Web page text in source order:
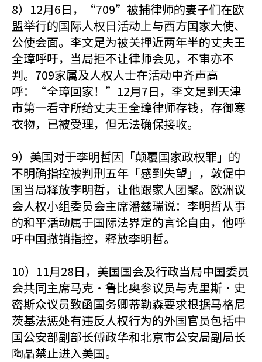
8）12月6日，“709”被捕律师的妻子们在欧
盟举行的国际人权日活动上与西方国家大使、
公使会面。李文足为被关押近两年半的丈夫王
全璋呼吁，当局拒不让律师会见，不审亦不
判。709家属及人权人士在活动中齐声高
呼：“全璋回家！”12月7日，李文足到天津
市第一看守所给丈夫王全璋律师存钱，存御寒
衣物，已被受理，但无法确保接收。
9）美国对于李明哲因「颠覆国家政权罪」的
不明确指控被判刑五年「感到失望」，敦促中
国当局释放李明哲，让他跟家人团聚。欧洲议
会人权小组委员会主席潘兹瑞说：李明哲从事
的和平活动属于国际法界定的言论自由，他呼
吁中国撤销指控，释放李明哲。
10）11月28日，美国国会及行政当局中国委员
会共同主席马克·鲁比奥参议员与克里斯·史
密斯众议员致函国务卿蒂勒森要求根据马格尼
茨基法惩处有违反人权行为的外国官员包括中
国公安部副部长傅政华和北京市公安局副局长
陶晶禁止进入美国。